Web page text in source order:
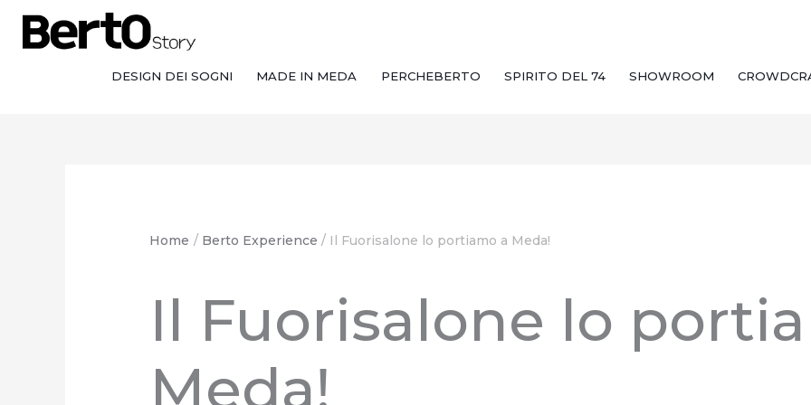
contenuto
navigazione
contenuto
DESIGN DEI SOGNI MADE IN MEDA PERCHEBERTO SPIRITO DEL 74 SHOWROOM
Home Berto Experience Il Fuorisalone lo portiamo a Meda!
Il Fuorisalone lo
Meda!